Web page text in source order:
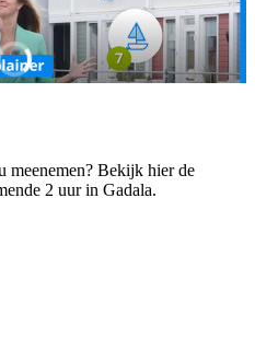
meenemen? Bekijk hier de
2 uur in Gadala.